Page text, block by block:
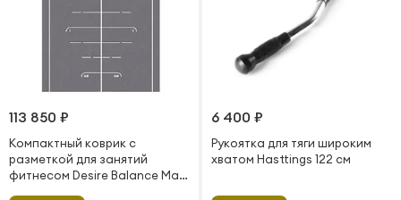
113 850 ₽
Компактный коврик с
разметкой для занятий
фитнесом Desire Balance Mat
6 400 ₽
Рукоятка для тяги широким
хватом Hasttings 122 см